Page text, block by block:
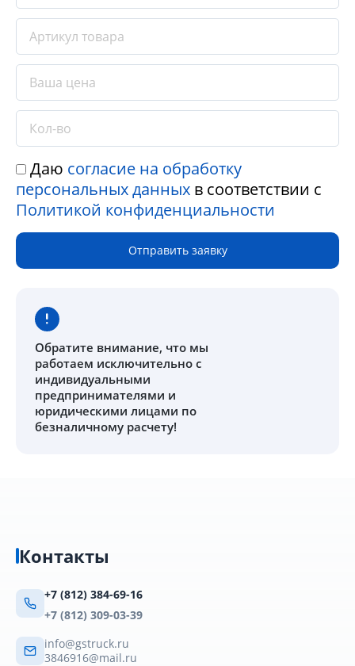
Даю согласие на обработку
персональных данных в соответствии с
Политикой конфиденциальности
Отправить заявку
Обратите внимание, что мы
работаем исключительно с
индивидуальными
предпринимателями и
юридическими лицами по
безналичному расчету!
Контакты
+7 (812) 384-69-16
+7 (812) 309-03-39
info@gstruck.ru
3846916@mail.ru